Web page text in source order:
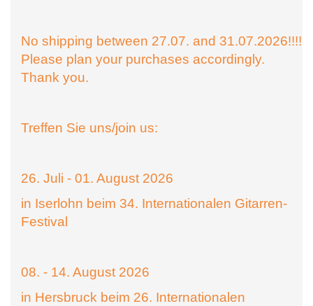
No shipping between 27.07. and 31.07.2026!!!!
Please plan your purchases accordingly.
Thank you.
Treffen Sie uns/join us:
26. Juli - 01. August 2026
in Iserlohn beim 34. Internationalen Gitarren-
Festival
08. - 14. August 2026
in Hersbruck beim 26. Internationalen